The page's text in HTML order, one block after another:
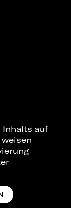
Inhalts auf